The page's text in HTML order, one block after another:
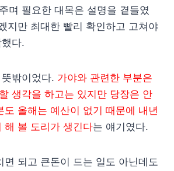
며 필요한 대목은 설명을 곁들였
지만 최대한 빨리 확인하고 고쳐야
다.
밖이었다. 가야와 관련한 부분은
생각을 하고는 있지만 당장은 안
도 올해는 예산이 없기 때문에 내년
해 볼 도리가 생긴다는 얘기였다.
면 되고 큰돈이 드는 일도 아닌데도